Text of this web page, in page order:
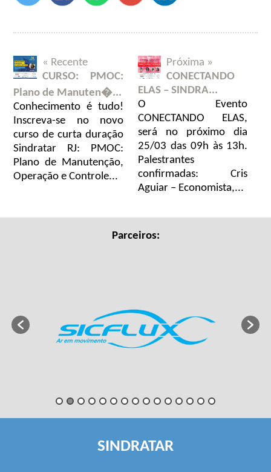
« Recente
CURSO: PMOC:
Plano de Manuten�...
Conhecimento é tudo!
Inscreva-se no novo
curso de curta duração
Sindratar RJ: PMOC:
Plano de Manutenção,
Operação e Controle...
Próxima »
CONECTANDO
ELAS – SINDRA...
O Evento
CONECTANDO ELAS,
será no próximo dia
25/03 das 09h às 13h.
Palestrantes
confirmadas: Cris
Aguiar – Economista,...
Parceiros:
SINDRATAR